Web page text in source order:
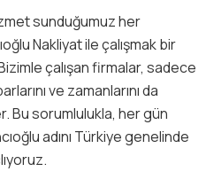
sunduğumuz her
Nakliyat ile çalışmak bir
çalışan firmalar, sadece
ve zamanlarını da
Bu sorumlulukla, her gün
adını Türkiye genelinde